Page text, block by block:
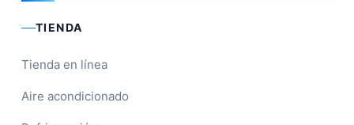
TIENDA
Tienda en línea
Aire acondicionado